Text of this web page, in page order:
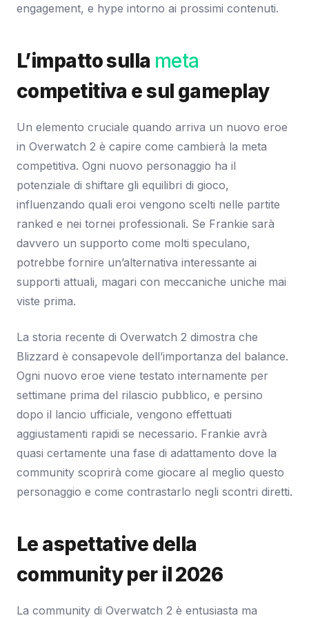
engagement, e hype intorno ai prossimi contenuti.
L’impatto sulla meta
competitiva e sul gameplay
Un elemento cruciale quando arriva un nuovo eroe
in Overwatch 2 è capire come cambierà la meta
competitiva. Ogni nuovo personaggio ha il
potenziale di shiftare gli equilibri di gioco,
influenzando quali eroi vengono scelti nelle partite
ranked e nei tornei professionali. Se Frankie sarà
davvero un supporto come molti speculano,
potrebbe fornire un’alternativa interessante ai
supporti attuali, magari con meccaniche uniche mai
viste prima.
La storia recente di Overwatch 2 dimostra che
Blizzard è consapevole dell’importanza del balance.
Ogni nuovo eroe viene testato internamente per
settimane prima del rilascio pubblico, e persino
dopo il lancio ufficiale, vengono effettuati
aggiustamenti rapidi se necessario. Frankie avrà
quasi certamente una fase di adattamento dove la
community scoprirà come giocare al meglio questo
personaggio e come contrastarlo negli scontri diretti.
Le aspettative della
community per il 2026
La community di Overwatch 2 è entusiasta ma